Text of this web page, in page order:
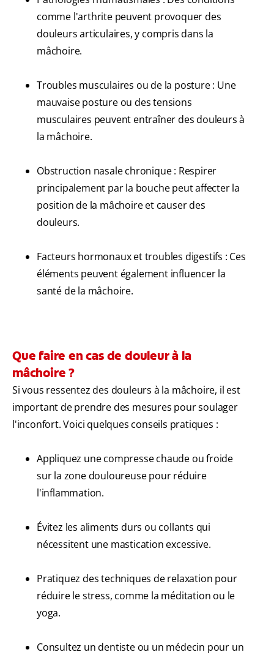
comme l'arthrite peuvent provoquer des
douleurs articulaires, y compris dans la
mâchoire.
Troubles musculaires ou de la posture : Une
mauvaise posture ou des tensions
musculaires peuvent entraîner des douleurs à
la mâchoire.
Obstruction nasale chronique : Respirer
principalement par la bouche peut affecter la
position de la mâchoire et causer des
douleurs.
Facteurs hormonaux et troubles digestifs : Ces
éléments peuvent également influencer la
santé de la mâchoire.
Que faire en cas de douleur à la
mâchoire ?
Si vous ressentez des douleurs à la mâchoire, il est
important de prendre des mesures pour soulager
l'inconfort. Voici quelques conseils pratiques :
Appliquez une compresse chaude ou froide
sur la zone douloureuse pour réduire
l'inflammation.
Évitez les aliments durs ou collants qui
nécessitent une mastication excessive.
Pratiquez des techniques de relaxation pour
réduire le stress, comme la méditation ou le
yoga.
Consultez un dentiste ou un médecin pour un